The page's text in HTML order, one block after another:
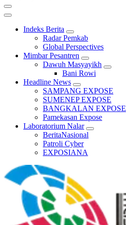
Indeks Berita
Radar Pemkab
Global Perspectives
Mimbar Pesantren
Dawuh Masyayikh
Bani Rowi
Headline News
SAMPANG EXPOSE
SUMENEP EXPOSE
BANGKALAN EXPOSE
Pamekasan Expose
Laboratorium Nalar
BeritaNasional
Patroli Cyber
EXPOSIANA